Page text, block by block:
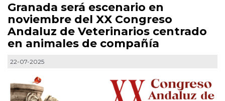
Granada será escenario en
noviembre del XX Congreso
Andaluz de Veterinarios centrado
en animales de compañía
22-07-2025